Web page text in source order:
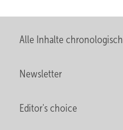
Alle Inhalte chronologisch
Newsletter
Editor's choice